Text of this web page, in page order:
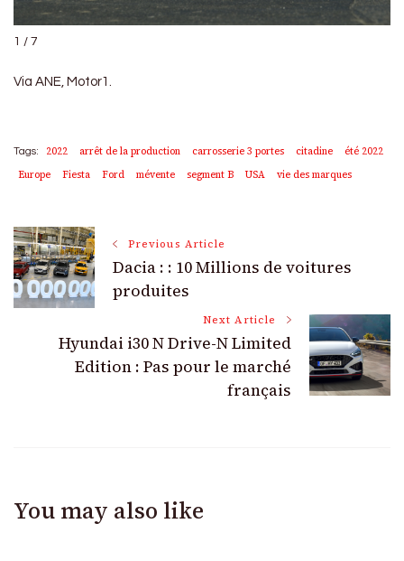
1 / 7
Via ANE, Motor1.
Tags: 2022 arrêt de la production carrosserie 3 portes citadine
été 2022
Europe
Fiesta Ford mévente segment B USA vie des marques
Post
Navigation
Previous Article
Dacia : : 10 Millions de voitures
produites
Next Article
Hyundai i30 N Drive-N Limited
Edition : Pas pour le marché
français
You may also like